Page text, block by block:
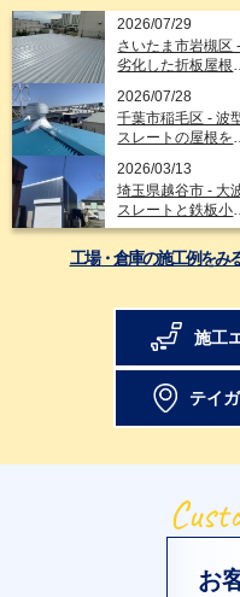
2026/07/29
さいたま市岩槻区 -
劣化した折板屋根の
2026/07/28
千葉市稲毛区 - 波
スレートの屋根をガ
板屋根でカバー工法
2026/03/13
埼玉県越谷市 - 大
スレートと鉄板小波
外壁をガルバリウ
鋼板で改修工事
工場・倉庫の施工例をみ
施工
テイ
お